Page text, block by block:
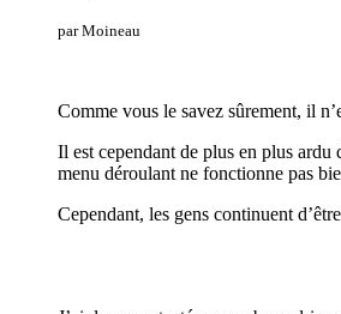
par Moineau
Comme vous le savez sûrement, il
Il est cependant de plus en plus
menu déroulant ne fonctionne pas
Cependant, les gens continuent